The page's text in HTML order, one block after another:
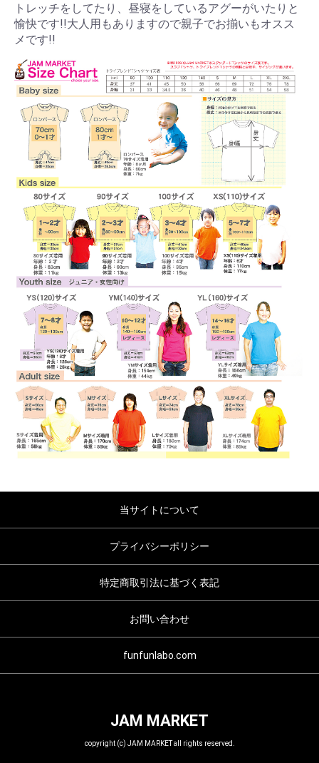
トレッチをしてたり、昼寝をしているアグーがいたりと
愉快です!!大人用もありますので親子でお揃いもオスス
メです!!
当サイトについて
プライバシーポリシー
特定商取引法に基づく表記
お問い合わせ
funfunlabo.com
JAM MARKET
copyright (c) JAM MARKET all rights reserved.